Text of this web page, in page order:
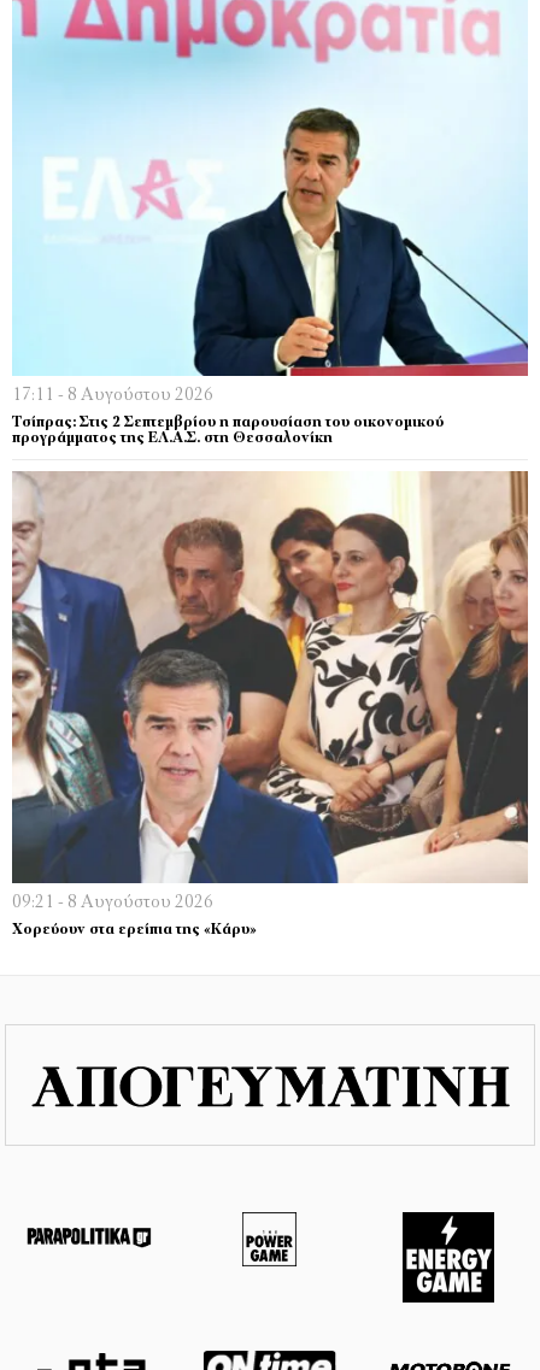
17:11 - 8 Αυγούστου 2026
Τσίπρας: Στις 2 Σεπτεμβρίου η παρουσίαση του οικονομικού
προγράμματος της ΕΛ.Α.Σ. στη Θεσσαλονίκη
09:21 - 8 Αυγούστου 2026
Χορεύουν στα ερείπια της «Κάρυ»